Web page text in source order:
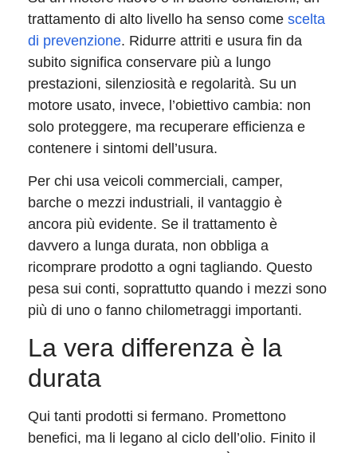
trattamento di alto livello ha senso come scelta
di prevenzione. Ridurre attriti e usura fin da
subito significa conservare più a lungo
prestazioni, silenziosità e regolarità. Su un
motore usato, invece, l’obiettivo cambia: non
solo proteggere, ma recuperare efficienza e
contenere i sintomi dell’usura.
Per chi usa veicoli commerciali, camper,
barche o mezzi industriali, il vantaggio è
ancora più evidente. Se il trattamento è
davvero a lunga durata, non obbliga a
ricomprare prodotto a ogni tagliando. Questo
pesa sui conti, soprattutto quando i mezzi sono
più di uno o fanno chilometraggi importanti.
La vera differenza è la
durata
Qui tanti prodotti si fermano. Promettono
benefici, ma li legano al ciclo dell’olio. Finito il